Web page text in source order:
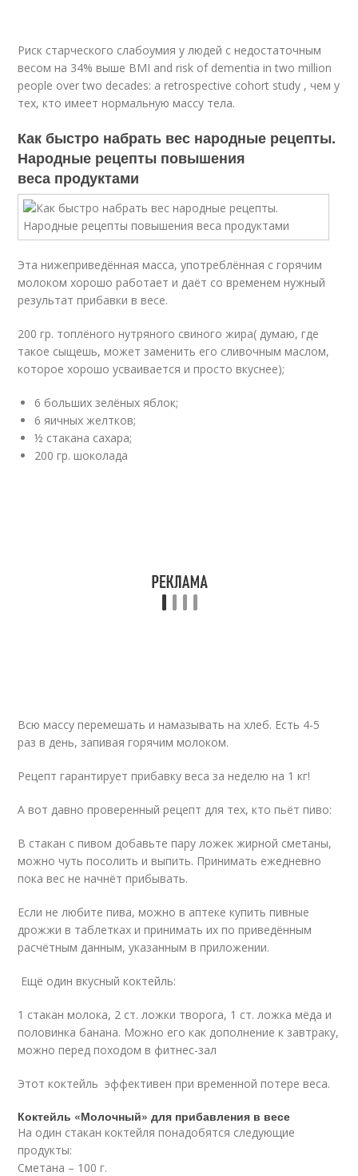
Риск старческого слабоумия у людей с недостаточным
весом на 34% выше BMI and risk of dementia in two million
people over two decades: a retrospective cohort study , чем у
тех, кто имеет нормальную массу тела.
Как быстро набрать вес народные рецепты.
Народные рецепты повышения
веса продуктами
Эта нижеприведённая масса, употреблённая с горячим
молоком хорошо работает и даёт со временем нужный
результат прибавки в весе.
200 гр. топлёного нутряного свиного жира( думаю, где
такое сыщешь, может заменить его сливочным маслом,
которое хорошо усваивается и просто вкуснее);
6 больших зелёных яблок;
6 яичных желтков;
½ стакана сахара;
200 гр. шоколада
Всю массу перемешать и намазывать на хлеб. Есть 4-5
раз в день, запивая горячим молоком.
Рецепт гарантирует прибавку веса за неделю на 1 кг!
А вот давно проверенный рецепт для тех, кто пьёт пиво:
В стакан с пивом добавьте пару ложек жирной сметаны,
можно чуть посолить и выпить. Принимать ежедневно
пока вес не начнёт прибывать.
Если не любите пива, можно в аптеке купить пивные
дрожжи в таблетках и принимать их по приведённым
расчётным данным, указанным в приложении.
Ещё один вкусный коктейль:
1 стакан молока, 2 ст. ложки творога, 1 ст. ложка мёда и
половинка банана. Можно его как дополнение к завтраку,
можно перед походом в фитнес-зал
Этот коктейль эффективен при временной потере веса.
Коктейль «Молочный» для прибавления в весе
На один стакан коктейля понадобятся следующие
продукты:
Сметана – 100 г.